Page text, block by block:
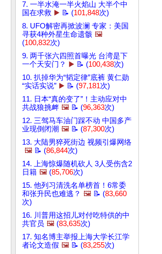
7. 一半水淹一半火焰山 大半个中
国在求救 ▶️ 📝 (101,848次)
8. UFO解密再掀波澜 专家：美国
寻获4种外星生命遗骸 🖼️
(100,832次)
9. 两千张六四照首曝光 台湾是下
一个天安门？
▶️ 📝 (100,438次)
10. 扒掉华为“韬定律”底裤 黄仁勋
“实话实说” ▶️ 📝 (97,181次)
11. 日本“真的变了”！主动应对中
共战狼挑衅 🖼️ 📝 (96,363次)
12. 三驾马车油门踩不动 中国多产
业现倒闭潮 🖼️ 📝 (87,300次)
13. 大陆男猝死街边 视频引爆网络
🖼️ 📝 (86,844次)
14. 上海惊爆随机砍人 3人受伤含2
日籍 🖼️ (85,706次)
15. 他列习清洗名单榜首！6常委
和张升民也难逃？ 🖼️ 📝 (83,660
次)
16. 川普用这招儿对付吃特供的中
共官员 🖼️ (83,635次)
17. 知名博主举报上海大学长江学
者论文造假 🖼️ 📝 (83,255次)